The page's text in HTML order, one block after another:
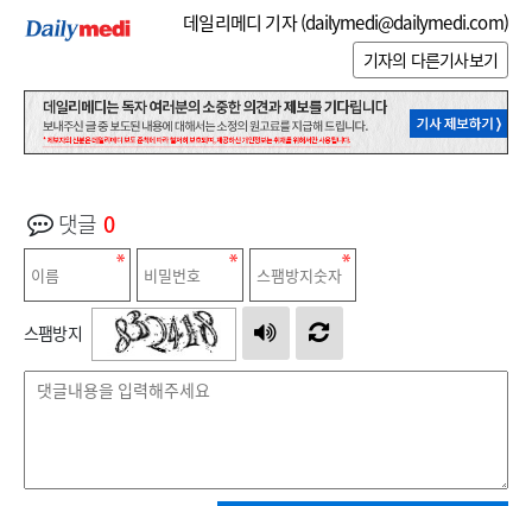
데일리메디 기자 (dailymedi@dailymedi.com)
기자의 다른기사보기
댓글 0
스팸방지